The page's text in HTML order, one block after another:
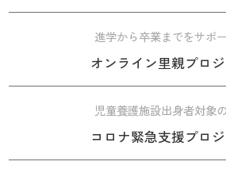
進学から卒業までをサポ
オンライン里親プロ
児童養護施設出身者対象
コロナ緊急支援プロ